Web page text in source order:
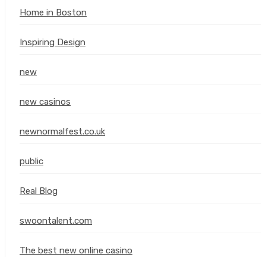
Home in Boston
Inspiring Design
new
new casinos
newnormalfest.co.uk
public
Real Blog
swoontalent.com
The best new online casino